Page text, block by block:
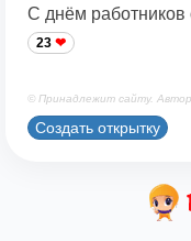
С днём работников
23
© Принадлежит сайту.
Создать открытку